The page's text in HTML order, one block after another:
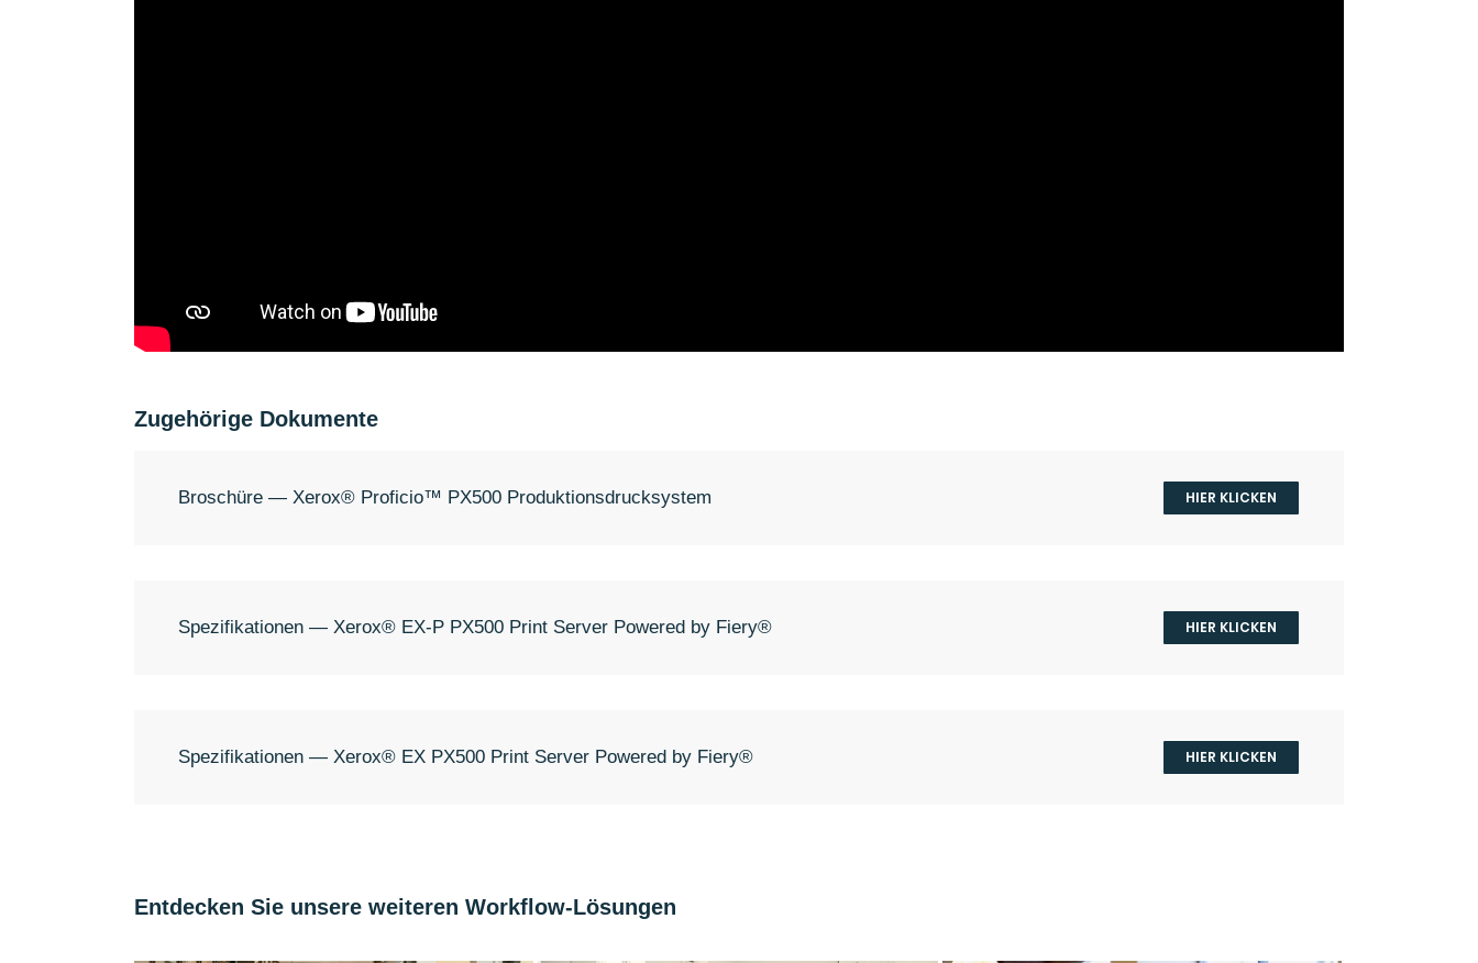
Zugehörige Dokumente
Broschüre — Xerox® Proficio™ PX500 Produktionsdrucksystem HIER KLICKEN
Spezifikationen — Xerox® EX-P PX500 Print Server Powered by Fiery® HIER KLICKEN
Spezifikationen — Xerox® EX PX500 Print Server Powered by Fiery® HIER KLICKEN
Entdecken Sie unsere weiteren Workflow-Lösungen